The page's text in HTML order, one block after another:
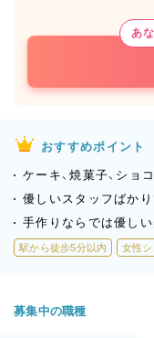
あ
おすすめポイント
ケーキ、焼菓子、ショ
優しいスタッフばかり
手作りならでは優し
駅から徒歩5分以内 女性シ
募集中の職種